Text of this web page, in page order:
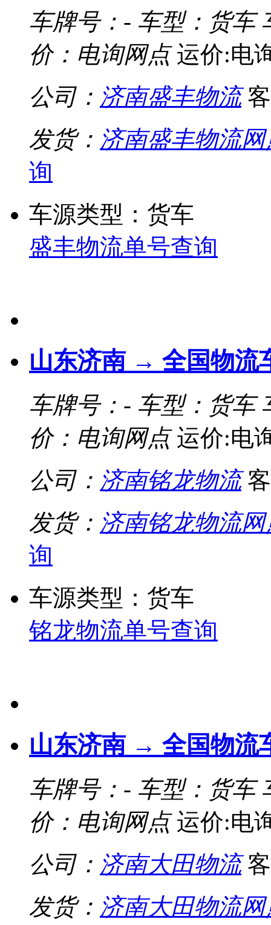
车牌号：- 车型：货车
价：电询网点运价:电
公司： 济南盛丰物流客
发货： 济南盛丰物流
询
车源类型：货车
盛丰物流单号查询
山东济南 → 全国物流
车牌号：- 车型：货车
价：电询网点运价:电
公司： 济南铭龙物流客
发货： 济南铭龙物流
询
车源类型：货车
铭龙物流单号查询
山东济南 → 全国物流
车牌号：- 车型：货车
价：电询网点运价:电
公司： 济南大田物流客
发货： 济南大田物流